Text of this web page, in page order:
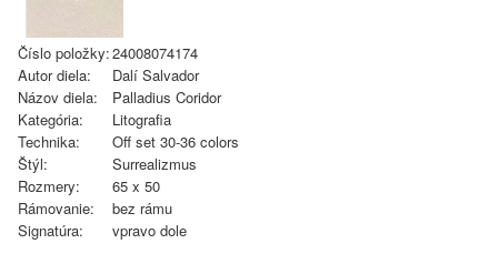
Číslo položky:24008074174
Autor diela:
Dalí Salvador
Názov diela:
Palladius Coridor
Kategória:
Litografia
Technika:
Off set 30-36 colors
Štýl:
Surrealizmus
Rozmery:
65 x 50
Rámovanie:
bez rámu
Signatúra:
vpravo dole